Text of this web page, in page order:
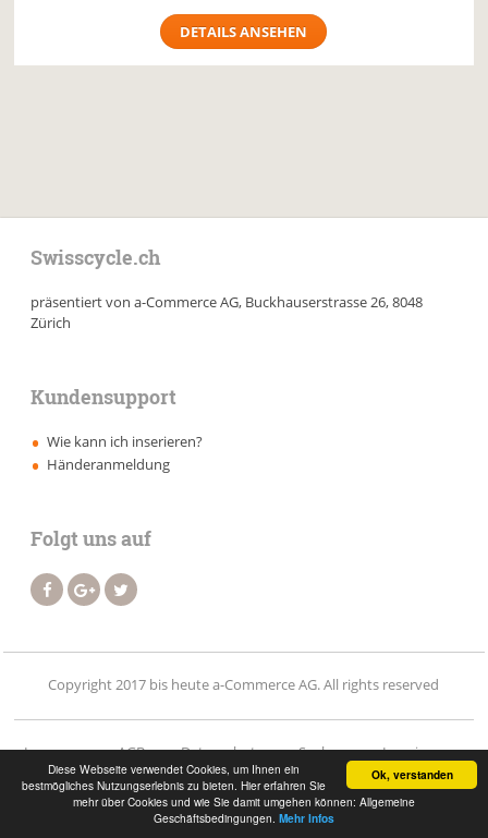
Ok, verstanden
Diese Webseite verwendet Cookies, um Ihnen ein
bestmögliches Nutzungserlebnis zu bieten. Hier erfahren Sie
mehr über Cookies und wie Sie damit umgehen können: Allgemeine
Geschäftsbedingungen. Mehr Infos
DETAILS ANSEHEN
Swisscycle.ch
präsentiert von a-Commerce AG, Buckhauserstrasse 26, 8048
Zürich
Kundensupport
Wie kann ich inserieren?
Händeranmeldung
Folgt uns auf
Copyright 2017 bis heute a-Commerce AG. All rights reserved
Impressum AGB Datenschutz Suchen
Inserieren
Händler
Vermietung Kontakt Login